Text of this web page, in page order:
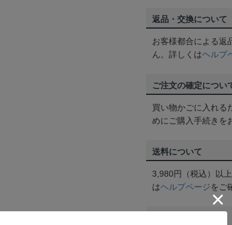
返品・交換について
お客様都合による返
ん。詳しくはヘルプ
ご注文の確定につい
買い物かごに入れる
めにご購入手続きを
送料について
3,980円（税込）以
はヘルプページをご